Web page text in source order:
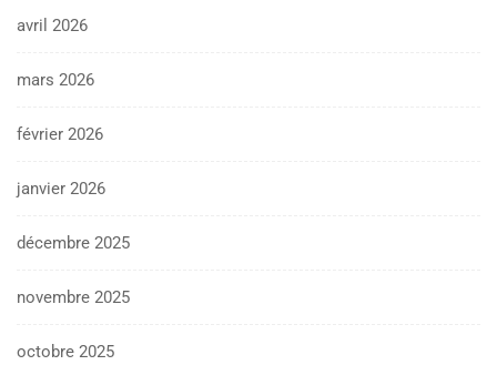
avril 2026
mars 2026
février 2026
janvier 2026
décembre 2025
novembre 2025
octobre 2025